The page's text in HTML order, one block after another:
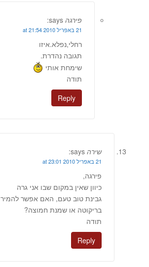
פירגה says:
21 באפריל 2010 at 21:54
רחלי,נפלא.איזו
תגובה נהדרת.
שימחת אותי
תודה
Reply
שירה says:
21 באפריל 2010 at 23:01
פירגה,
כיוון שאין במקום שבו אני גרה
גבינת טוב טעם, האם אפשר להמיר
בריקוטה או שמנת חמוצה?
תודה
Reply